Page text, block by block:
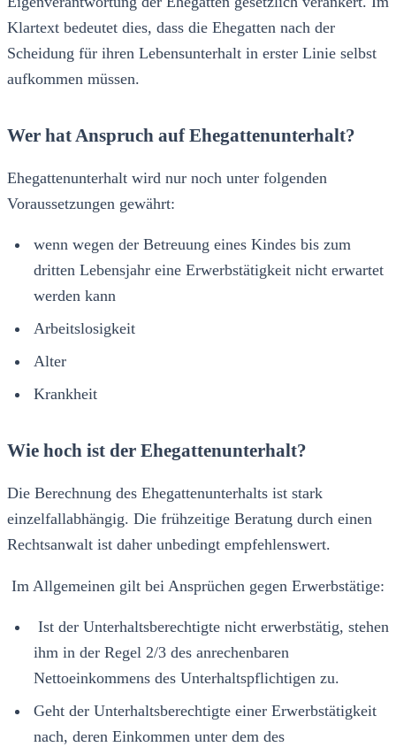
Klartext bedeutet dies, dass die Ehegatten nach der
Scheidung für ihren Lebensunterhalt in erster Linie selbst
aufkommen müssen.
Wer hat Anspruch auf Ehegattenunterhalt?
Ehegattenunterhalt wird nur noch unter folgenden
Voraussetzungen gewährt:
wenn wegen der Betreuung eines Kindes bis zum
dritten Lebensjahr eine Erwerbstätigkeit nicht erwartet
werden kann
Arbeitslosigkeit
Alter
Krankheit
Wie hoch ist der Ehegattenunterhalt?
Die Berechnung des Ehegattenunterhalts ist stark
einzelfallabhängig. Die frühzeitige Beratung durch einen
Rechtsanwalt ist daher unbedingt empfehlenswert.
Im Allgemeinen gilt bei Ansprüchen gegen Erwerbstätige:
Ist der Unterhaltsberechtigte nicht erwerbstätig, stehen
ihm in der Regel 2/3 des anrechenbaren
Nettoeinkommens des Unterhaltspflichtigen zu.
Geht der Unterhaltsberechtigte einer Erwerbstätigkeit
nach, deren Einkommen unter dem des